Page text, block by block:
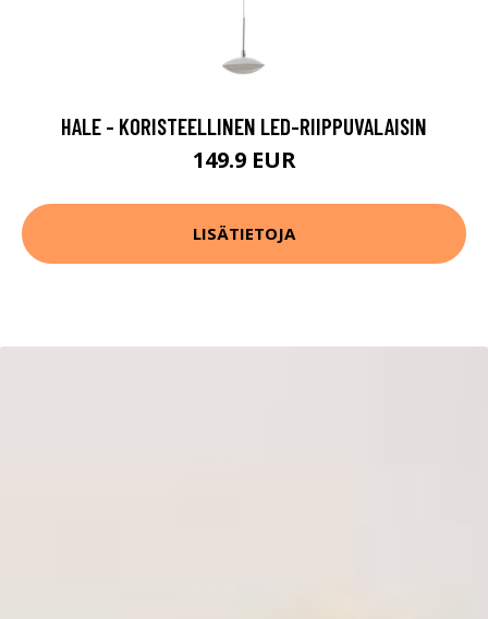
HALE - KORISTEELLINEN LED-RIIPPUVALAISIN
149.9 EUR
LISÄTIETOJA